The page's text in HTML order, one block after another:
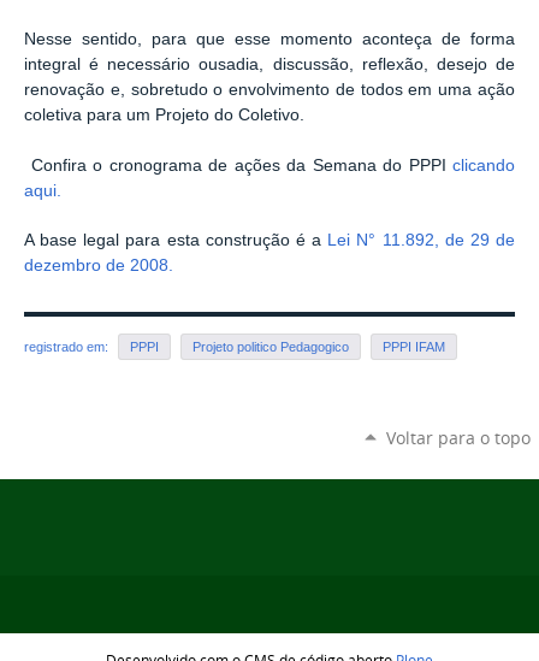
Nesse sentido, para que esse momento aconteça de forma
integral é necessário ousadia, discussão, reflexão, desejo de
renovação e, sobretudo o envolvimento de todos em uma ação
coletiva para um Projeto do Coletivo.
Confira o cronograma de ações da Semana do PPPI clicando
aqui.
A base legal para esta construção é a Lei N° 11.892, de 29 de
dezembro de 2008.
registrado em: PPPI Projeto politico Pedagogico PPPI IFAM
Voltar para o topo